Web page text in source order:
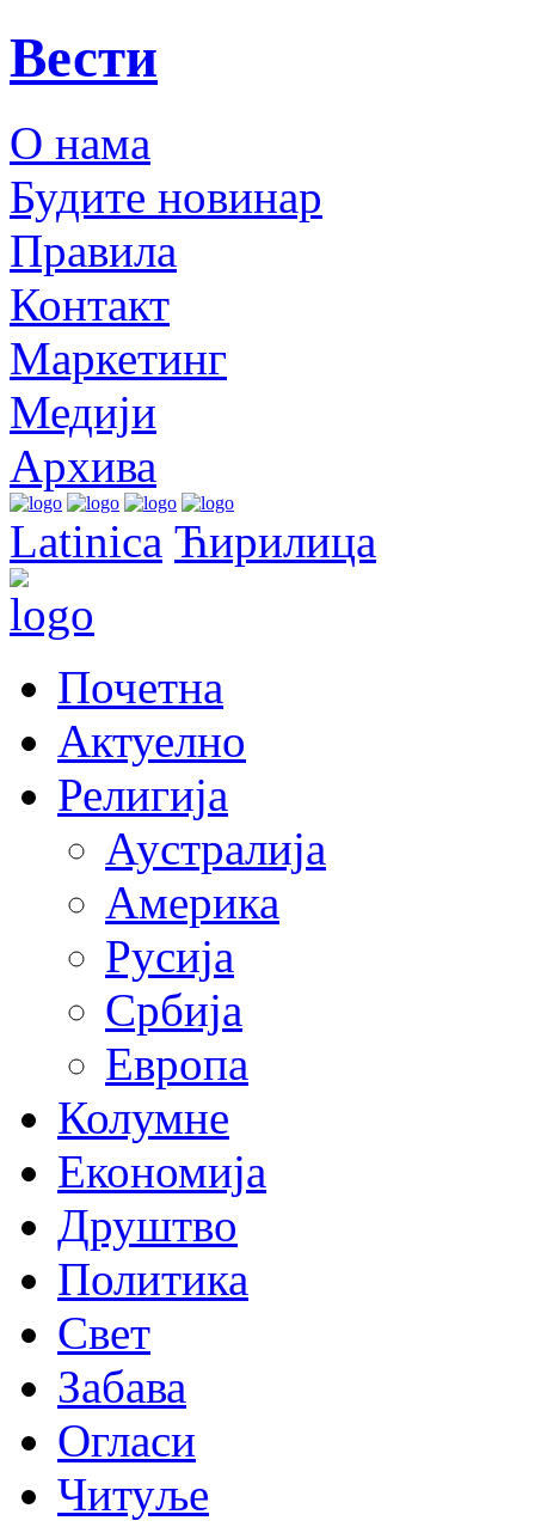
Вести
О нама
Будите новинар
Правила
Контакт
Маркетинг
Медији
Архива
Latinica Ћирилица
Почетна
Актуелно
Религија
Аустралија
Америка
Русија
Србија
Европа
Колумне
Економија
Друштво
Политика
Свет
Забава
Огласи
Читуље